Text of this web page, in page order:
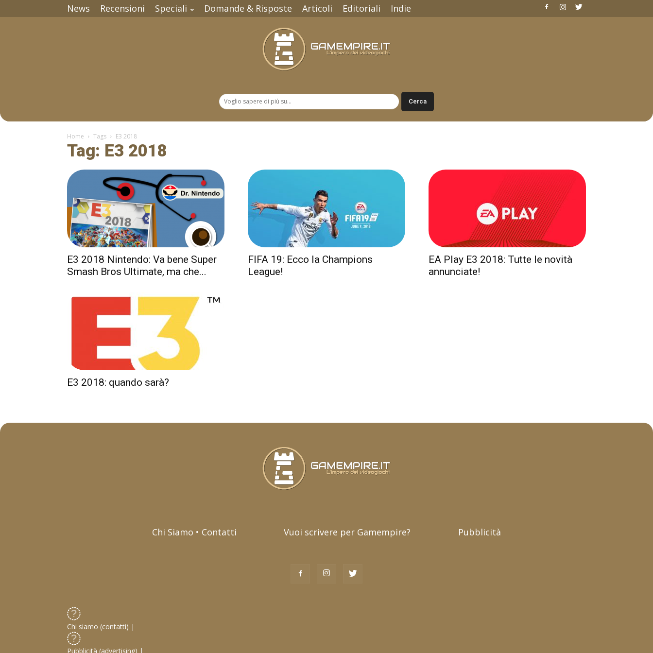
News Recensioni Speciali Domande & Risposte Articoli Editoriali Indie
Home Tags E3 2018
Tag: E3 2018
E3 2018 Nintendo: Va bene Super
Smash Bros Ultimate, ma che...
FIFA 19: Ecco la Champions
League!
EA Play E3 2018: Tutte le novità
annunciate!
E3 2018: quando sarà?
Chi Siamo • Contatti Vuoi scrivere per Gamempire? Pubblicità
Chi siamo (contatti) |
Pubblicità (advertising) |